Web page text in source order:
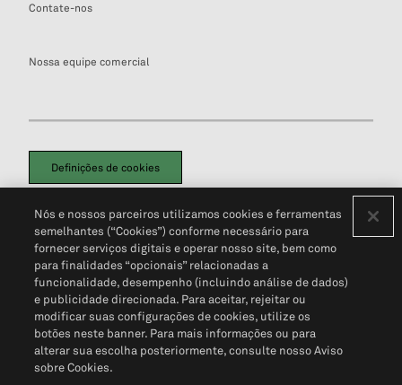
Contate-nos
Nossa equipe comercial
Definições de cookies
Política de PrivacidadePortal de privacidade do cliente (em inglês)
Não Venda Minhas Informações Pessoais© 2026 S&P Global
Nós e nossos parceiros utilizamos cookies e ferramentas
semelhantes (“Cookies”) conforme necessário para
fornecer serviços digitais e operar nosso site, bem como
para finalidades “opcionais” relacionadas a
funcionalidade, desempenho (incluindo análise de dados)
e publicidade direcionada. Para aceitar, rejeitar ou
modificar suas configurações de cookies, utilize os
botões neste banner. Para mais informações ou para
alterar sua escolha posteriormente, consulte nosso Aviso
sobre Cookies.